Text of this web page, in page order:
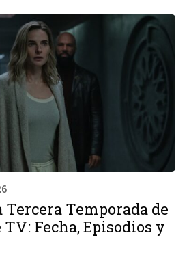
Tercera Temporada de
Fecha, Episodios y